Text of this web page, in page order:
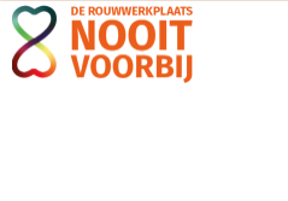
Ga
naar
de